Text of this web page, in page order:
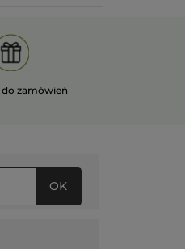
do zamówień
OK